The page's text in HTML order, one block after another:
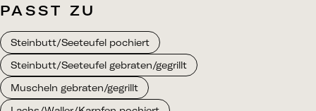
PASST ZU
Steinbutt/Seeteufel pochiert
Steinbutt/Seeteufel gebraten/gegrillt
Muscheln gebraten/gegrillt